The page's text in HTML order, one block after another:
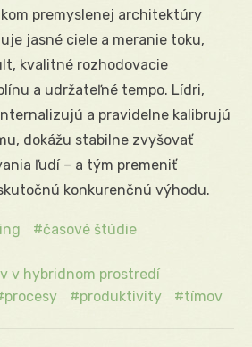
premyslenej architektúry
jasné ciele a meranie toku,
kvalitné rozhodovacie
a udržateľné tempo. Lídri,
a pravidelne kalibrujú
dokážu stabilne zvyšovať
ľudí – a tým premeniť
konkurenčnú výhodu.
časové štúdie
v hybridnom prostredí
procesy produktivity tímov